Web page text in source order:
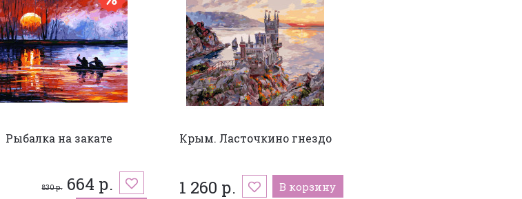
Рыбалка на закате
830 р.664 р.
Крым. Ласточкино гнездо
1 260 р. В корзину